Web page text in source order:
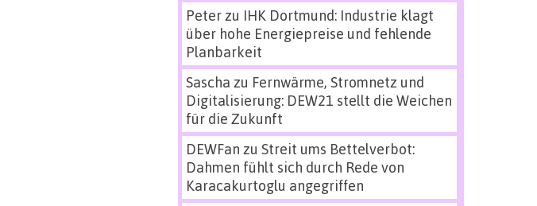
Peterzu IHK Dortmund: Industrie klagt
über hohe Energiepreise und fehlende
Planbarkeit
Sascha zu Fernwärme, Stromnetz und
Digitalisierung: DEW21 stellt die Weichen
für die Zukunft
DEWFan zu Streit ums Bettelverbot:
Dahmen fühlt sich durch Rede von
Karacakurtoglu angegriffen